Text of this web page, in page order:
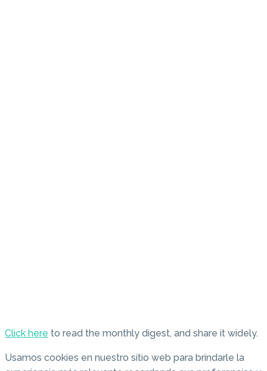
Click here to read the monthly digest, and share it widely.
Usamos cookies en nuestro sitio web para brindarle la